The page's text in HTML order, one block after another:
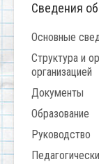
Сведения
Основные
Структура и
организацией
Документы
Образование
Руководство